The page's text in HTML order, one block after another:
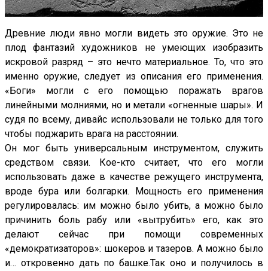
Древние люди явно могли видеть это оружие. Это не
плод фантазий художников не умеющих изобразить
искровой разряд – это нечто материальное. То, что это
именно оружие, следует из описания его применения.
«Боги» могли с его помощью поражать врагов
линейными молниями, но и метали «огненные шары». И
судя по всему, дивайс использовали не только для того
чтобы поджарить врага на расстоянии.
Он мог быть универсальным инструментом, служить
средством связи. Кое-кто считает, что его могли
использовать даже в качестве режущего инструмента,
вроде бура или болгарки. Мощность его применения
регулировалась: им можно было убить, а можно было
причинить боль рабу или «вытрубить» его, как это
делают сейчас при помощи современных
«демократизаторов»: шокеров и тазеров. А можно было
и… откровенно дать по башке.Так оно и получилось в